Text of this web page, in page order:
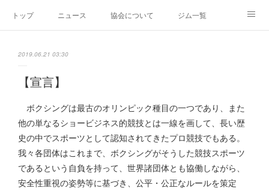
トップ ニュース 協会について ジム一覧
2019.06.21 03:30
【宣言】
ボクシングは最古のオリンピック種目の一つであり、また
他の単なるショービジネス的競技とは一線を画して、長い歴
史の中でスポーツとして認知されてきたプロ競技でもある。
我々各団体はこれまで、ボクシングがそうした競技スポーツ
であるという自負を持って、世界諸団体とも協働しながら、
安全性重視の姿勢等に基づき、公平・公正なルールを策定